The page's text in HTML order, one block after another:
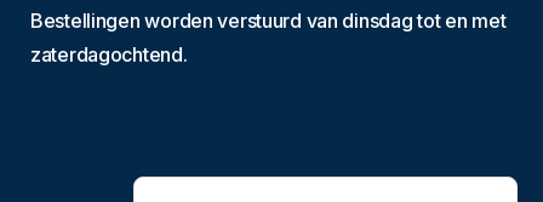
Bestellingen worden verstuurd van dinsdag tot en met
zaterdagochtend.